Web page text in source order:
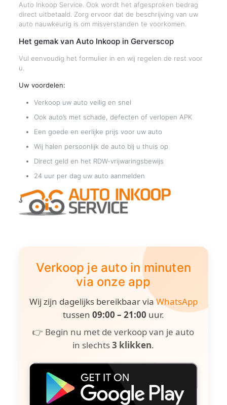
Auto Inkoop Service. Ook wordt het afgesproken bedrag
direct uitbetaald. Zorg ervoor dat de beschrijving van uw
auto nauwkeurig is om misverstanden te voorkomen.
Het gemak van Auto Inkoop in Gerverscop
Vul eenvoudig het formulier in en wij regelen de rest voor
u.
Uw voordelen:
Verkoop uw auto veilig en snel
Ook auto’s met schade, defecten of verlopen APK
Een goede en eerlijke prijs voor uw auto
Wij halen persoonlijk de auto bij u thuis op
Direct geld en het RDW-vrijwaringsbewijs
24 uur per dag uw auto aanmelden
Verkoop je auto in minuten
via onze app
Wij zijn dagelijks bereikbaar viaWhatsApp
tussen 09:00 – 21:00 uur.
👉 Begin nu met de verkoop van je auto
in slechts3 klikken.